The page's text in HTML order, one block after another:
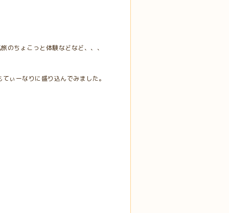
のちょこっと体験などなど、、、
ぃーなりに盛り込んでみました。